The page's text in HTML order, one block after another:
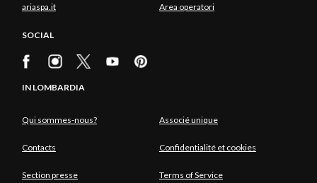
ariaspa.it Area operatori
SOCIAL
IN LOMBARDIA
Qui sommes-nous? Associé unique
Contacts Confidentialité et cookies
Section presse Terms of Service